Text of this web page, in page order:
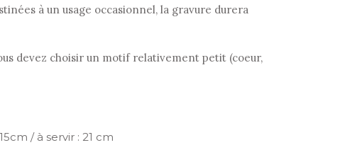
à un usage occasionnel, la gravure durera
devez choisir un motif relativement petit (coeur,
/ à servir : 21 cm